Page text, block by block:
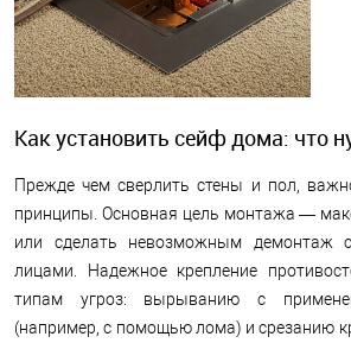
Как установить сейф дома: что
Прежде чем сверлить стены и пол,
принципы. Основная цель монтажа —
или сделать невозможным демонтаж
лицами. Надежное крепление
типам угроз: вырыванию с
(например, с помощью лома) и срезанию